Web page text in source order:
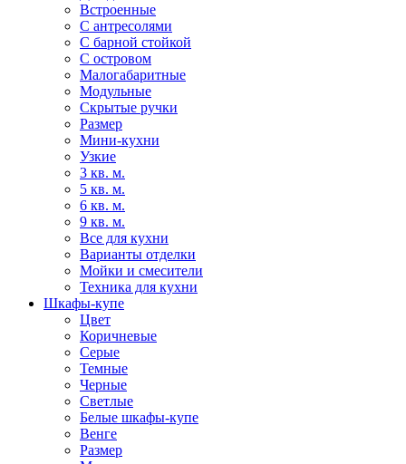
Встроенные
С антресолями
С барной стойкой
С островом
Малогабаритные
Модульные
Скрытые ручки
Размер
Мини-кухни
Узкие
3 кв. м.
5 кв. м.
6 кв. м.
9 кв. м.
Все для кухни
Варианты отделки
Мойки и смесители
Техника для кухни
Шкафы-купе
Цвет
Коричневые
Серые
Темные
Черные
Светлые
Белые шкафы-купе
Венге
Размер